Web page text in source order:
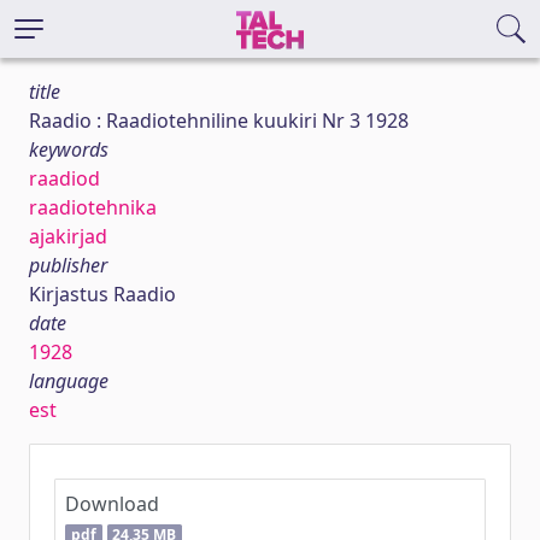
title
Raadio : Raadiotehniline kuukiri Nr 3 1928
keywords
raadiod
raadiotehnika
ajakirjad
publisher
Kirjastus Raadio
date
1928
language
est
Download
pdf 24,35 MB